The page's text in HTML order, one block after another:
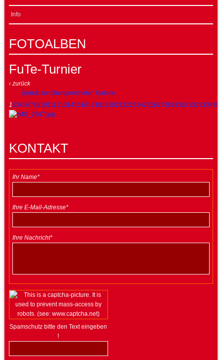
Info
FOTOALBEN
FuTe-Turnier
‹ zurück
Zurück zur übergeordneten Galerie
1234567891011 12131415161718192021 22232425262728293031 32333435
KONTAKT
Ihr Name*
Ihre E-Mail-Adresse*
Ihre Nachricht*
Spamschutz bitte den Text eingeben
!